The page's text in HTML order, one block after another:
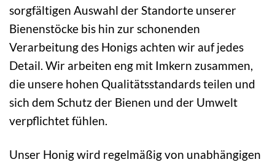
sorgfältigen Auswahl der Standorte unserer
Bienenstöcke bis hin zur schonenden
Verarbeitung des Honigs achten wir auf jedes
Detail. Wir arbeiten eng mit Imkern zusammen,
die unsere hohen Qualitätsstandards teilen und
sich dem Schutz der Bienen und der Umwelt
verpflichtet fühlen.
Unser Honig wird regelmäßig von unabhängigen